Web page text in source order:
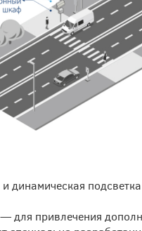
динамическая
привлечения